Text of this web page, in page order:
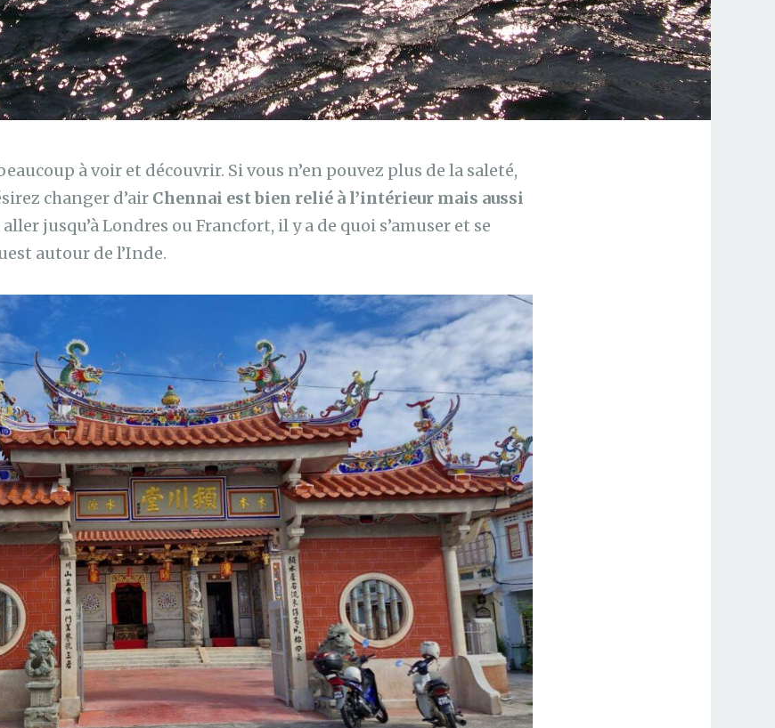
à voir et découvrir. Si vous n’en pouvez plus de la saleté,
changer d’air Chennai est bien relié à l’intérieur mais aussi
aller jusqu’à Londres ou Francfort, il y a de quoi s’amuser et se
autour de l’Inde.